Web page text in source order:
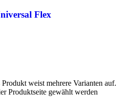
Flex
Produkt weist mehrere Varianten auf.
Produktseite gewählt werden